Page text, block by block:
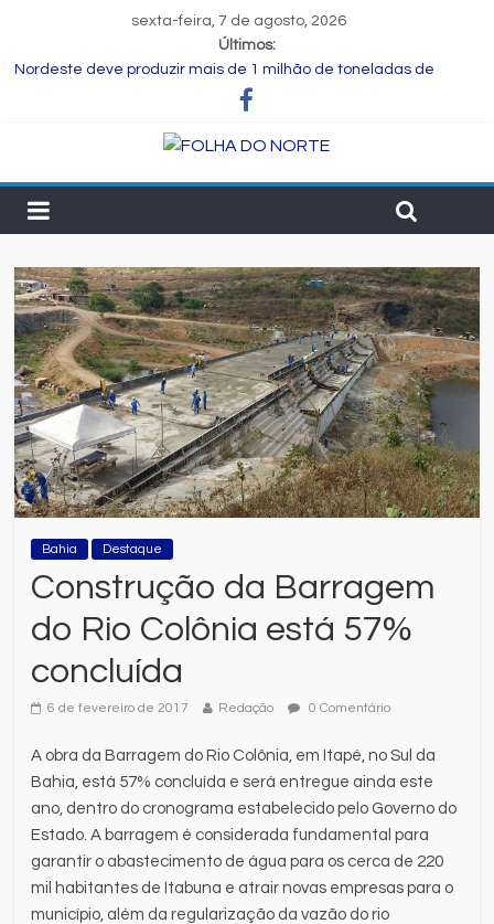
sexta-feira, 7 de agosto, 2026
Últimos:
Nordeste deve produzir mais de 1 milhão de toneladas de
algodão pela primeira vez, aponta Etene
muda para as empresas
oficina pedagógica
Estudante de Salvador é selecionada para intercâmbio em
FIEB lança Comitê das Cadeias Química e Petroquímica com o
objetivo de fortalecer o setor na Bahia
Bahia Destaque
Construção da Barragem
do Rio Colônia está 57%
concluída
6 de fevereiro de 2017 Redação 0 Comentário
A obra da Barragem do Rio Colônia, em Itapé, no Sul da
Bahia, está 57% concluída e será entregue ainda este
ano, dentro do cronograma estabelecido pelo Governo do
Estado. A barragem é considerada fundamental para
garantir o abastecimento de água para os cerca de 220
mil habitantes de Itabuna e atrair novas empresas para o
município, além da regularização da vazão do rio